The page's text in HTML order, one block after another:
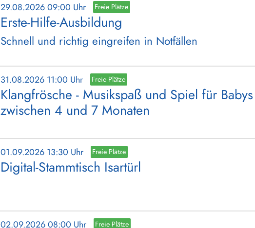
29.08.2026 09:00 Uhr Freie Plätze
Erste-Hilfe-Ausbildung
Schnell und richtig eingreifen in Notfällen
31.08.2026 11:00 Uhr Freie Plätze
Klangfrösche - Musikspaß und Spiel für Babys
zwischen 4 und 7 Monaten
01.09.2026 13:30 Uhr Freie Plätze
Digital-Stammtisch Isartürl
02.09.2026 08:00 Uhr Freie Plätze